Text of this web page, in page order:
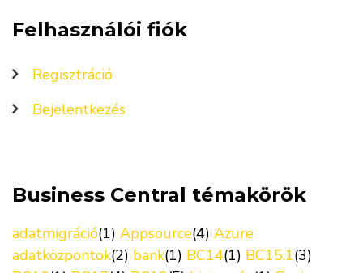
Felhasználói fiók
Regisztráció
Bejelentkezés
Business Central témakörök
adatmigráció(1) Appsource(4) Azure
adatközpontok(2) bank(1) BC14(1) BC15.1(3)